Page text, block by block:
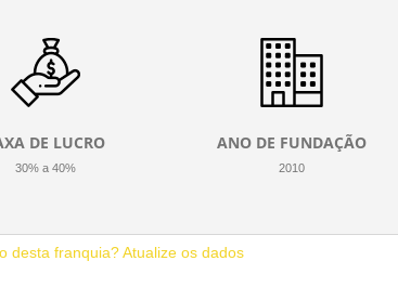
DE LUCRO
30% a 40%
ANO DE FUNDAÇÃO
2010
desta franquia? Atualize os dados